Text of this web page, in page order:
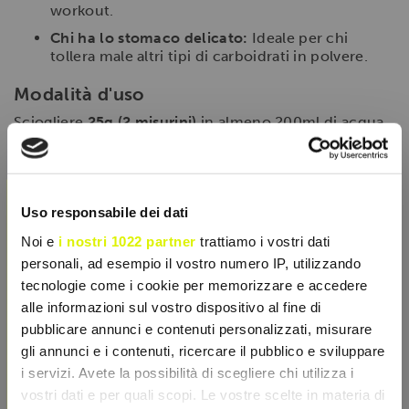
×
Uso responsabile dei dati
Noi e i nostri 1022 partner trattiamo i vostri dati
personali, ad esempio il vostro numero IP, utilizzando
tecnologie come i cookie per memorizzare e accedere
alle informazioni sul vostro dispositivo al fine di
pubblicare annunci e contenuti personalizzati, misurare
gli annunci e i contenuti, ricercare il pubblico e sviluppare
i servizi. Avete la possibilità di scegliere chi utilizza i
vostri dati e per quali scopi. Le vostre scelte in materia di
workout.
Chi ha lo stomaco delicato: Ideale per chi
tollera male altri tipi di carboidrati in polvere.
Modalità d'uso
Sciogliere25g (2 misurini)in almeno 200ml di acqua.
sessione per massimizzare il recupero delle
SCHEDA TECNICA
CARATTERISTICHE